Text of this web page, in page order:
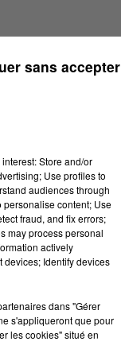
Store and/or
Use profiles to
audiences through
personalise content; Use
fraud, and fix errors;
may process personal
actively
devices; Identify devices
dans "Gérer
s'appliqueront que pour
les cookies" situé en
sans accepter